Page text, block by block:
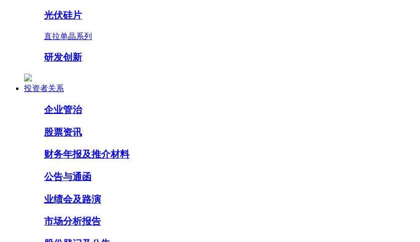
光伏硅片
直拉单晶系列
研发创新
投资者关系
企业管治
股票资讯
财务年报及推介材料
公告与通函
业绩会及路演
市场分析报告